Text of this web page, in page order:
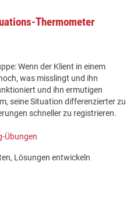
Thermometer
Wenn der Klient in einem
was misslingt und ihn
und ihn ermutigen
seine Situation differenzierter zu
schneller zu registrieren.
Übungen
Lösungen entwickeln